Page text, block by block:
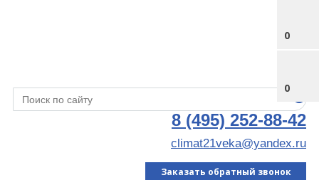
0
0
8 (495) 252-88-42
climat21veka@yandex.ru
Заказать обратный звонок